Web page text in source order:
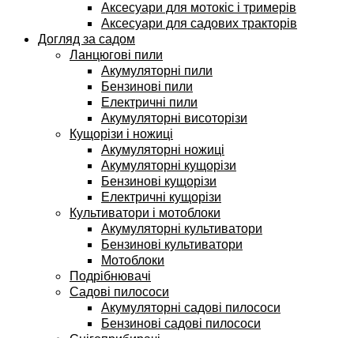
Аксесуари для мотокіс і тримерів
Аксесуари для садових тракторів
Догляд за садом
Ланцюгові пили
Акумуляторні пили
Бензинові пили
Електричні пили
Акумуляторні висоторізи
Кущорізи і ножиці
Акумуляторні ножиці
Акумуляторні кущорізи
Бензинові кущорізи
Електричні кущорізи
Культиватори і мотоблоки
Акумуляторні культиватори
Бензинові культиватори
Мотоблоки
Подрібнювачі
Садові пилососи
Акумуляторні садові пилососи
Бензинові садові пилососи